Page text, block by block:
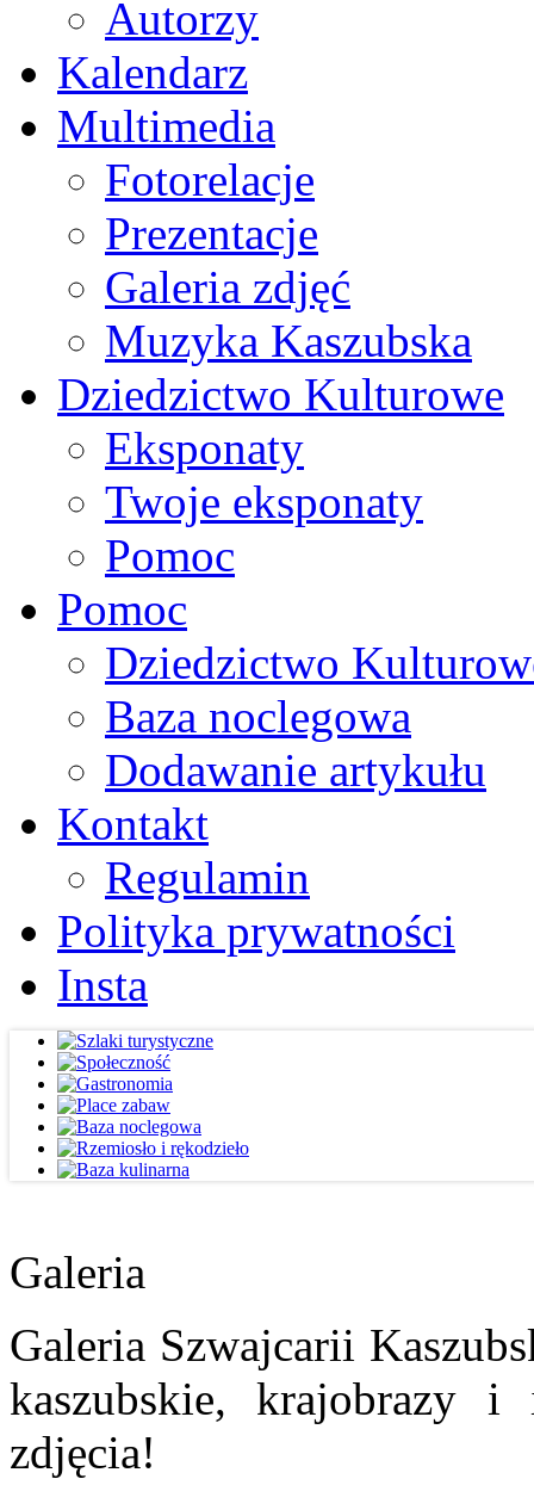
Autorzy
Kalendarz
Multimedia
Fotorelacje
Prezentacje
Galeria zdjęć
Muzyka Kaszubska
Dziedzictwo Kulturowe
Eksponaty
Twoje eksponaty
Pomoc
Pomoc
Dziedzictwo
Baza noclegowa
Dodawanie artykułu
Kontakt
Regulamin
Polityka prywatności
Insta
Galeria
Galeria Szwajcarii
kaszubskie, krajobrazy
zdjęcia!